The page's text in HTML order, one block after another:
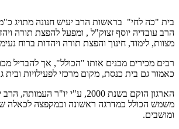
בית "כה לחי" בראשות הרב יעיש חנונה מתויג
הרב עובדיה יוסף זצוק"ל , ומפעל להפצת תורה
מצוות, לימוד, חינוך והפצת תורה ויהדות ברוח
רבים מכירים מכנים אותו "הכולל", אך להבדיל
כאמור גם בית כנסת, מקום מרכזי לפעילויות
הארגון הוקם בשנת 2000,
משמש הכולל כמדרגה ראשונה וכמקפצה לכאלה
ומושבים.